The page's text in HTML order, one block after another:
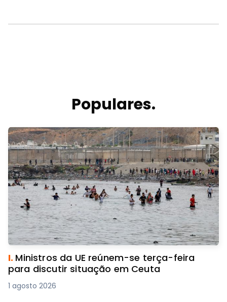
Populares.
I. Ministros da UE reúnem-se terça-feira
para discutir situação em Ceuta
1 agosto 2026